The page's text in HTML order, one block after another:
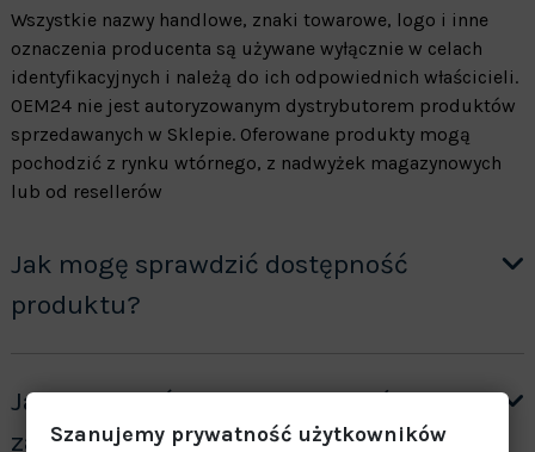
Wszystkie nazwy handlowe, znaki towarowe, logo i inne
oznaczenia producenta są używane wyłącznie w celach
identyfikacyjnych i należą do ich odpowiednich właścicieli.
OEM24 nie jest autoryzowanym dystrybutorem produktów
sprzedawanych w Sklepie. Oferowane produkty mogą
pochodzić z rynku wtórnego, z nadwyżek magazynowych
lub od resellerów
Jak mogę sprawdzić dostępność
produktu?
Jak otrzymać wycenę produktów ”na
zamówienie”?
Szanujemy prywatność użytkowników